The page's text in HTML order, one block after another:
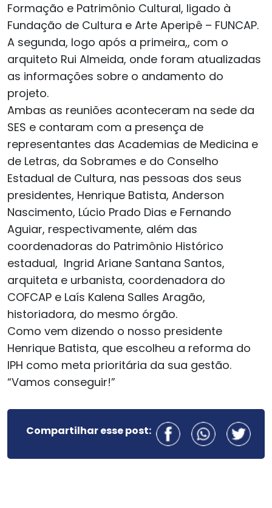
Formação e Patrimônio Cultural, ligado à
Fundação de Cultura e Arte Aperipê – FUNCAP.
A segunda, logo após a primeira,, com o
arquiteto Rui Almeida, onde foram atualizadas
as informações sobre o andamento do
projeto.
Ambas as reuniões aconteceram na sede da
SES e contaram com a presença de
representantes das Academias de Medicina e
de Letras, da Sobrames e do Conselho
Estadual de Cultura, nas pessoas dos seus
presidentes, Henrique Batista, Anderson
Nascimento, Lúcio Prado Dias e Fernando
Aguiar, respectivamente, além das
coordenadoras do Patrimônio Histórico
estadual, Ingrid Ariane Santana Santos,
arquiteta e urbanista, coordenadora do
COFCAP e Laís Kalena Salles Aragão,
historiadora, do mesmo órgão.
Como vem dizendo o nosso presidente
Henrique Batista, que escolheu a reforma do
IPH como meta prioritária da sua gestão.
“Vamos conseguir!”
Compartilhar esse post: